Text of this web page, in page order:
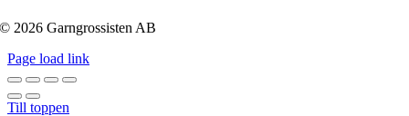
© 2026 Garngrossisten AB
Page load link
Till toppen